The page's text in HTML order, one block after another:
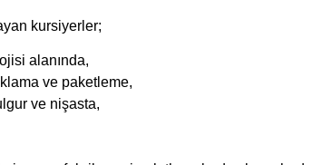
yapan fabrika ve imalathanelerde vb. yerlerde
Hijyen Eğitiminin Yasal Dayanağı;
ve 28698 sayılı Resmî Gazete
5 Temmuz 2013 tarih ve 28698 sayılı Sağlık
Bakanlığı tarafından yayınlanan yönetmelikle
bireylerin eğitimlere tabi olması zorunlu